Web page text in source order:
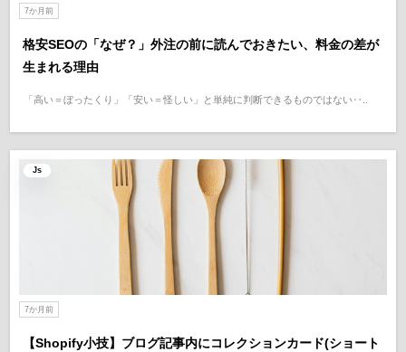
7か月前
格安SEOの「なぜ？」外注の前に読んでおきたい、料金の差が
生まれる理由
「高い＝ぼったくり」「安い＝怪しい」と単純に判断できるものではない‥..
Js
7か月前
【Shopify小技】ブログ記事内にコレクションカード(ショート